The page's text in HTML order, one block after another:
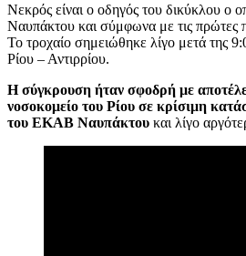
Νεκρός είναι ο οδηγός του δικύκλου ο
Ναυπάκτου και σύμφωνα με τις πρώτες
Το τροχαίο σημειώθηκε λίγο μετά της
Ρίου – Αντιρρίου.
Η σύγκρουση ήταν σφοδρή με
νοσοκομείο του Ρίου σε κρίσιμη
του ΕΚΑΒ Ναυπάκτου και λίγο